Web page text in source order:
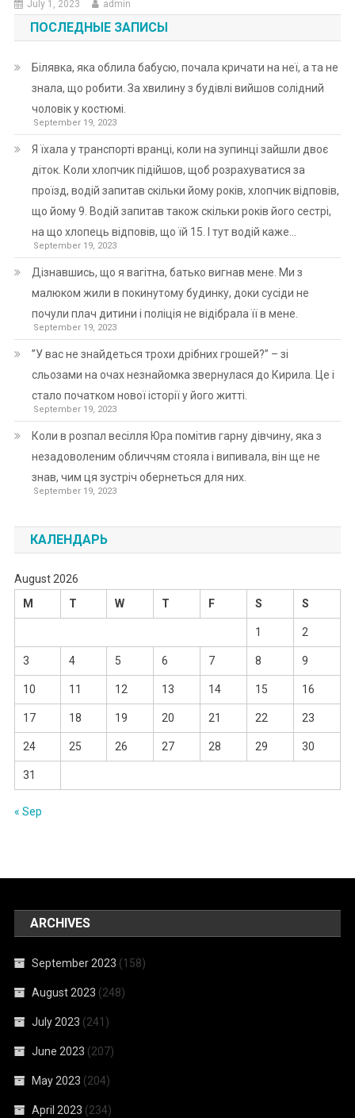
July 1, 2023 admin
ПОСЛЕДНЫЕ ЗАПИСЫ
Білявка, яка облила бабусю, почала кричати на неї, а та не
знала, що робити. За хвилину з будівлі вийшов солідний
чоловік у костюмі.
September 19, 2023
Я їхала у транспорті вранці, коли на зупинці зайшли двоє
діток. Коли хлопчик підійшов, щоб розрахуватися за
проїзд, водій запитав скільки йому років, хлопчик відповів,
що йому 9. Водій запитав також скільки років його сестрі,
на що хлопець відповів, що їй 15. І тут водій каже…
September 19, 2023
Дізнавшись, що я вагітна, батько вигнав мене. Ми з
малюком жили в покинутому будинку, доки сусіди не
почули плач дитини і поліція не відібрала її в мене.
September 19, 2023
”У вас не знайдеться трохи дрібних грошей?” – зі
сльозами на очах незнайомка звернулася до Кирила. Це і
стало початком нової історії у його житті.
September 19, 2023
Коли в розпал весілля Юра помітив гарну дівчину, яка з
незадоволеним обличчям стояла і випивала, він ще не
знав, чим ця зустріч обернеться для них.
September 19, 2023
КАЛЕНДАРЬ
August 2026
M
T W T F S S
1 2
3 4 5 6 7 8 9
10 11 12 13 14 15 16
17 18 19 20 21 22 23
24 25 26 27 28 29 30
31
« Sep
ARCHIVES
September 2023 (158)
August 2023 (248)
July 2023 (241)
June 2023 (207)
May 2023 (204)
April 2023 (234)